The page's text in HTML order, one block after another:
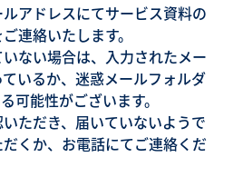
アドレスにてサービス資料の
連絡いたします。
ない場合は、入力されたメー
いるか、迷惑メールフォルダ
可能性がございます。
ただき、届いていないようで
くか、お電話にてご連絡くだ